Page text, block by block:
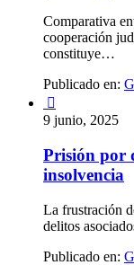
Comparativa
cooperación
constituye…
Publicado en:

9 junio, 2025
Prisión por
insolvencia
La frustración
delitos
Publicado en: